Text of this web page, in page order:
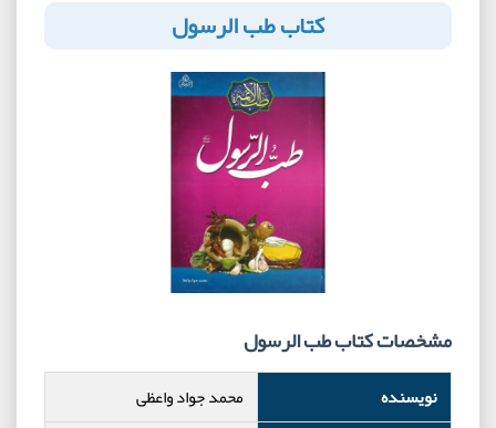
کتاب طب الرسول
مشخصات کتاب طب الرسول
نویسنده
محمد جواد واعظی